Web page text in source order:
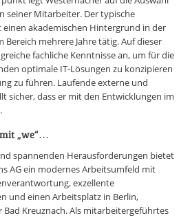
seiner Mitarbeiter. Der typische
akademischen Hintergrund in der
Bereich mehrere Jahre tätig. Auf dieser
fachliche Kenntnisse an, um für die
optimale IT-Lösungen zu konzipieren
zu führen. Laufende externe und
sicher, dass er mit den Entwicklungen im
„we“…
spannenden Herausforderungen bietet
AG ein modernes Arbeitsumfeld mit
exzellente
und einen Arbeitsplatz in Berlin,
Kreuznach. Als mitarbeitergeführtes